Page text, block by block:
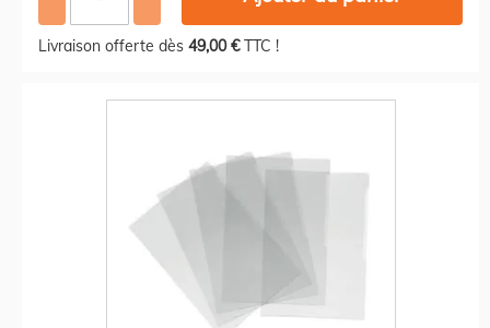
Livraison offerte dès 49,00 €TTC !